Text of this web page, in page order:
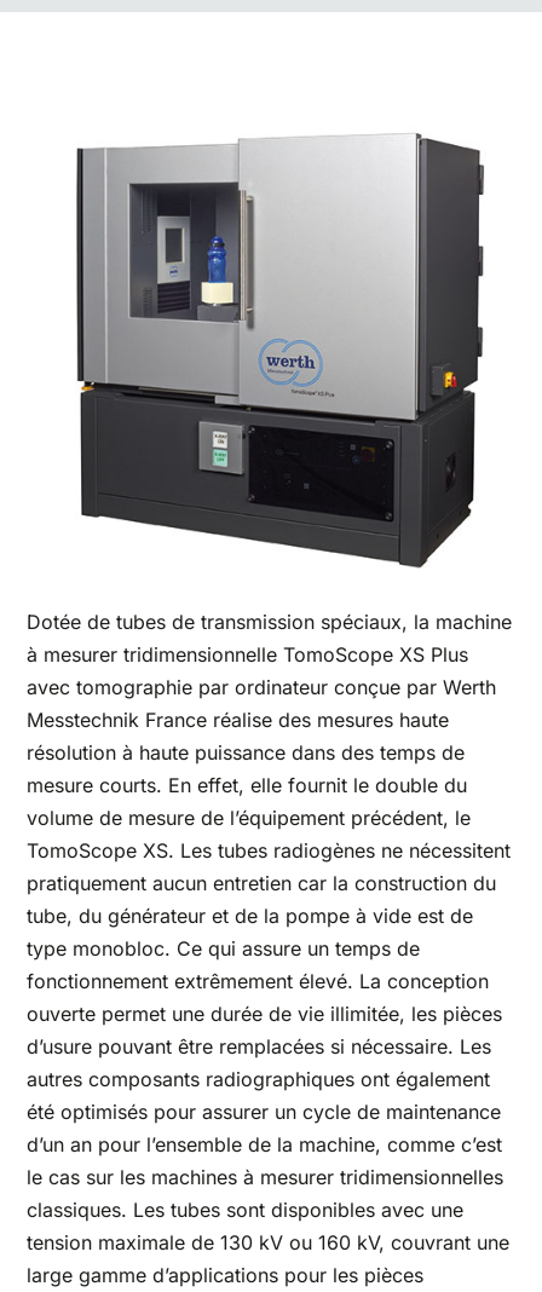
Dotée de tubes de transmission spéciaux, la machine
à mesurer tridimensionnelle TomoScope XS Plus
avec tomographie par ordinateur conçue par Werth
Messtechnik France réalise des mesures haute
résolution à haute puissance dans des temps de
mesure courts. En effet, elle fournit le double du
volume de mesure de l’équipement précédent, le
TomoScope XS. Les tubes radiogènes ne nécessitent
pratiquement aucun entretien car la construction du
tube, du générateur et de la pompe à vide est de
type monobloc. Ce qui assure un temps de
fonctionnement extrêmement élevé. La conception
ouverte permet une durée de vie illimitée, les pièces
d’usure pouvant être remplacées si nécessaire. Les
autres composants radiographiques ont également
été optimisés pour assurer un cycle de maintenance
d’un an pour l’ensemble de la machine, comme c’est
le cas sur les machines à mesurer tridimensionnelles
classiques. Les tubes sont disponibles avec une
tension maximale de 130 kV ou 160 kV, couvrant une
large gamme d’applications pour les pièces